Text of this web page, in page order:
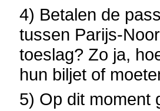
4) Betalen de
tussen Parijs-
toeslag? Zo ja,
hun biljet of
5) Op dit moment